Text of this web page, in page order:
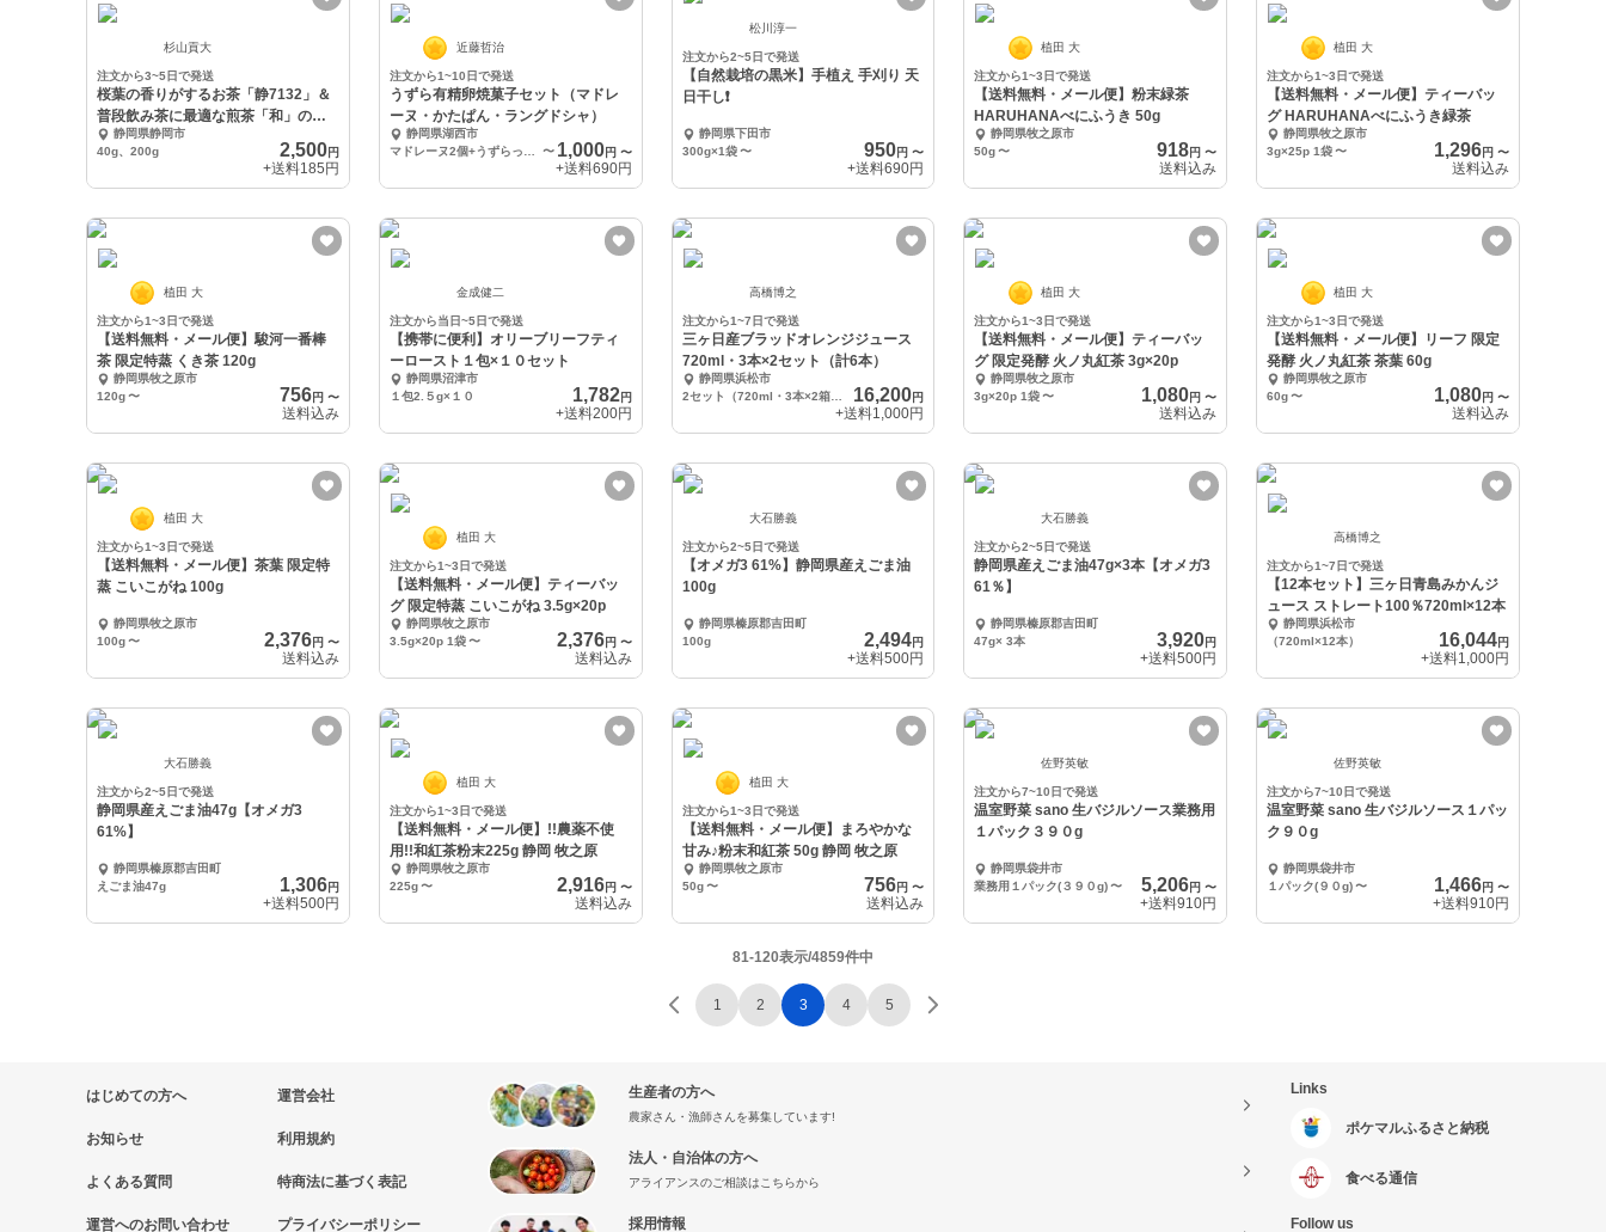
杉山貢大
注文から3~5日で発送
桜葉の香りがするお茶「静7132」＆
普段飲み茶に最適な煎茶「和」の飲
み比べセット
静岡県静岡市
40g、200g
2,500円
+送料185円
近藤哲治
注文から1~10日で発送
うずら有精卵焼菓子セット（マドレ
ーヌ・かたぱん・ラングドシャ）
静岡県湖西市
〜 1,000円 〜
+送料690円
松川淳一
注文から2~5日で発送
【自然栽培の黒米】手植え 手刈り 天
日干し❗️
静岡県下田市
300g×1袋 〜 950円〜
+送料690円
植田 大
注文から1~3日で発送
【送料無料・メール便】粉末緑茶
HARUHANAべにふうき 50g
静岡県牧之原市
50g 〜 918円〜
送料込み
植田 大
注文から1~3日で発送
【送料無料・メール便】ティーバッ
グ HARUHANAべにふうき緑茶
静岡県牧之原市
3g×25p 1袋〜 1,296円 〜
送料込み
植田 大
注文から1~3日で発送
【送料無料・メール便】駿河一番棒
茶 限定特蒸 くき茶 120g
静岡県牧之原市
120g〜 756円 〜
送料込み
金成健二
注文から当日~5日で発送
【携帯に便利】オリーブリーフティ
ーロースト１包×１０セット
静岡県沼津市
１包2.５g×１０
1,782円
+送料200円
高橋博之
注文から1~7日で発送
三ヶ日産ブラッドオレンジジュース
720ml・3本×2セット（計6本）
静岡県浜松市
2セット（720ml・3本×2箱）計6本
16,200円
+送料1,000円
植田 大
注文から1~3日で発送
【送料無料・メール便】ティーバッ
グ 限定発酵 火ノ丸紅茶 3g×20p
静岡県牧之原市
3g×20p 1袋 〜 1,080円〜
送料込み
植田 大
注文から1~3日で発送
【送料無料・メール便】リーフ 限定
発酵 火ノ丸紅茶 茶葉 60g
静岡県牧之原市
60g〜 1,080円 〜
送料込み
植田 大
注文から1~3日で発送
【送料無料・メール便】茶葉 限定特
蒸 こいこがね 100g
静岡県牧之原市
100g〜 2,376円 〜
送料込み
植田 大
注文から1~3日で発送
【送料無料・メール便】ティーバッ
グ 限定特蒸 こいこがね 3.5g×20p
静岡県牧之原市
3.5g×20p 1袋 〜 2,376円 〜
送料込み
大石勝義
注文から2~5日で発送
【オメガ3 61%】静岡県産えごま油
100g
静岡県榛原郡吉田町
100g
2,494円
+送料500円
大石勝義
注文から2~5日で発送
静岡県産えごま油47g×3本【オメガ3
61％】
静岡県榛原郡吉田町
47g× 3本
3,920円
+送料500円
高橋博之
注文から1~7日で発送
【12本セット】三ヶ日青島みかんジ
ュース ストレート100％720ml×12本
静岡県浜松市
（720ml×12本）
16,044円
+送料1,000円
大石勝義
注文から2~5日で発送
静岡県産えごま油47g【オメガ3
61%】
静岡県榛原郡吉田町
えごま油47g
1,306円
+送料500円
植田 大
注文から1~3日で発送
【送料無料・メール便】!!農薬不使
用!!和紅茶粉末225g 静岡 牧之原
静岡県牧之原市
225g 〜 2,916円 〜
送料込み
植田 大
注文から1~3日で発送
【送料無料・メール便】まろやかな
甘み♪粉末和紅茶 50g 静岡 牧之原
静岡県牧之原市
50g 〜 756円〜
送料込み
佐野英敏
注文から7~10日で発送
温室野菜 sano 生バジルソース業務用
１パック３９０g
静岡県袋井市
業務用１パック(３９０g) 〜 5,206円〜
+送料910円
佐野英敏
注文から7~10日で発送
温室野菜 sano 生バジルソース１パッ
ク９０g
静岡県袋井市
１パック(９０g)〜 1,466円 〜
+送料910円
81-120表示/4859件中
1 2 3 4 5
はじめての方へ
お知らせ
よくある質問
運営へのお問い合わせ
運営会社
利用規約
特商法に基づく表記
プライバシーポリシー
生産者の方へ
農家さん・漁師さんを募集しています!
法人・自治体の方へ
アライアンスのご相談はこちらから
採用情報
Links
ポケマルふるさと納税
食べる通信
Follow us